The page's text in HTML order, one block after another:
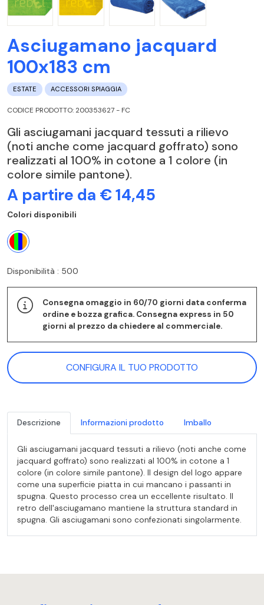
Asciugamano jacquard
100x183 cm
ESTATE ACCESSORI SPIAGGIA
CODICE PRODOTTO: 200353627 - FC
Gli asciugamani jacquard tessuti a rilievo
(noti anche come jacquard goffrato) sono
realizzati al 100% in cotone a 1 colore (in
colore simile pantone).
A partire da € 14,45
Colori disponibili
Disponibilità : 500
Consegna omaggio in 60/70 giorni data conferma
ordine e bozza grafica. Consegna express in 50
giorni al prezzo da chiedere al commerciale.
CONFIGURA IL TUO PRODOTTO
Descrizione Informazioni prodotto Imballo
Gli asciugamani jacquard tessuti a rilievo (noti anche come
jacquard goffrato) sono realizzati al 100% in cotone a 1
colore (in colore simile pantone). Il design del logo appare
come una superficie piatta in cui mancano i passanti in
spugna. Questo processo crea un eccellente risultato. Il
retro dell'asciugamano mantiene la struttura standard in
spugna. Gli asciugamani sono confezionati singolarmente.